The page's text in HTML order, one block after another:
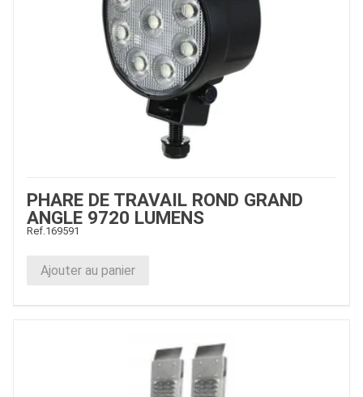
PHARE DE TRAVAIL ROND GRAND
ANGLE 9720 LUMENS
Ref. 169591
Ajouter au panier